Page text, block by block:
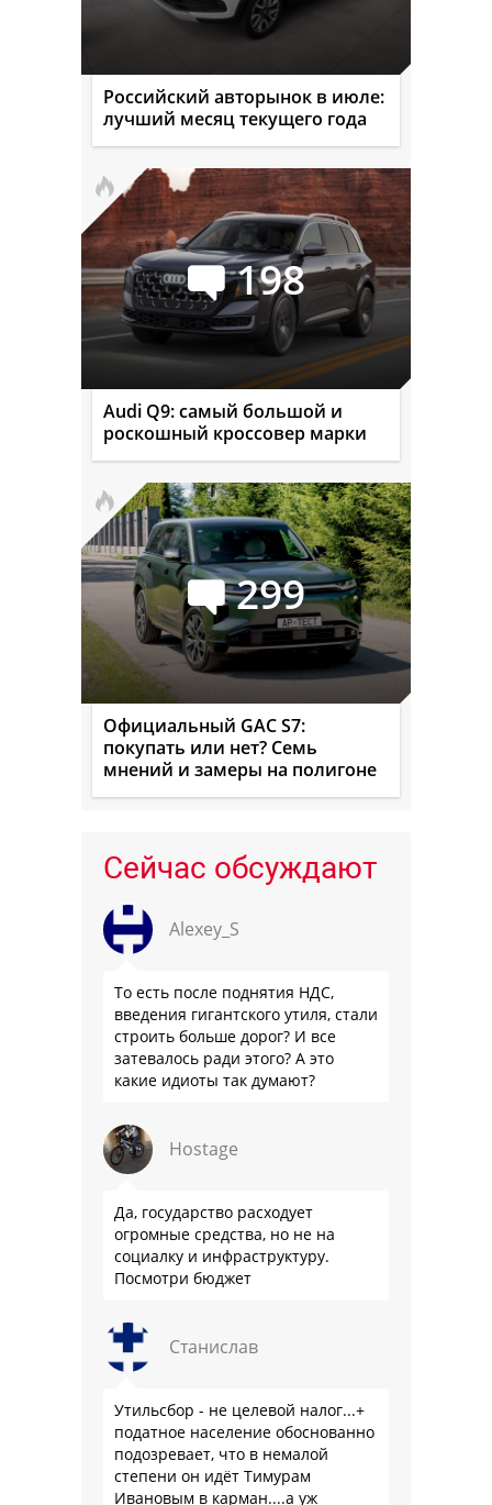
Российский авторынок в июле:
лучший месяц текущего года
198
Audi Q9: самый большой и
роскошный кроссовер марки
299
Официальный GAC S7:
покупать или нет? Семь
мнений и замеры на полигоне
Сейчас обсуждают
Alexey_S
То есть после поднятия НДС,
введения гигантского утиля, стали
строить больше дорог? И все
затевалось ради этого? А это
какие идиоты так думают?
Hostage
Да, государство расходует
огромные средства, но не на
социалку и инфраструктуру.
Посмотри бюджет
Станислав
Утильсбор - не целевой налог...+
податное население обоснованно
подозревает, что в немалой
степени он идёт Тимурам
Ивановым в карман....а уж